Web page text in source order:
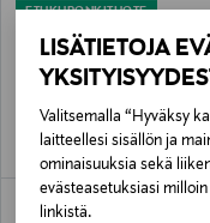
LISÄTIETOJA
Valitsemalla “Hyväksy
laitteellesi sisällön ja
ominaisuuksia sekä
evästeasetuksiasi
linkistä.
ETUKUPONKITUOTE
Gel Insole -pohjalliset
Original Price
8,90 €